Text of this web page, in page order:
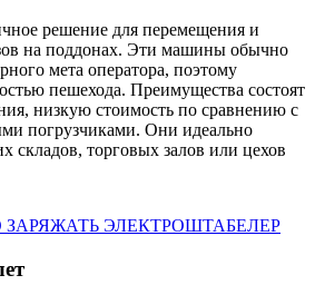
решение для перемещения и
на поддонах. Эти машины обычно
мета оператора, поэтому
пешехода. Преимущества состоят
низкую стоимость по сравнению с
погрузчиками. Они идеально
складов, торговых залов или цехов
ЭЛЕКТРОШТАБЕЛЕР